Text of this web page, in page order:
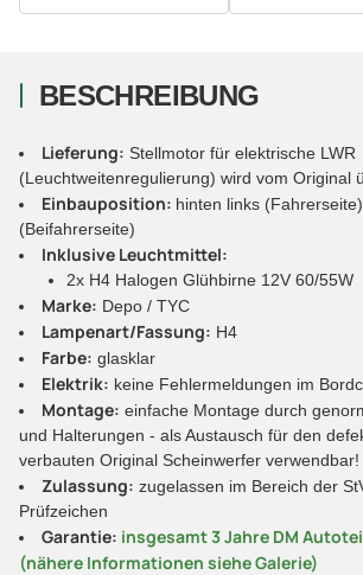
BESCHREIBUNG
Lieferung: Stellmotor für elektrische LWR
(Leuchtweitenregulierung) wird vom Original
Einbauposition: hinten links
(Beifahrerseite)
Inklusive Leuchtmittel:
2x H4 Halogen Glühbirne 12V 60/55W
Marke: Depo / TYC
Lampenart/Fassung: H4
Farbe: glasklar
Elektrik: keine Fehlermeldungen im
Montage: einfache Montage durch
und Halterungen - als Austausch für den
verbauten Original Scheinwerfer verwendbar!
Zulassung: zugelassen im Bereich der
Prüfzeichen
Garantie: insgesamt 3 Jahre DM
(nähere Informationen siehe Galerie)